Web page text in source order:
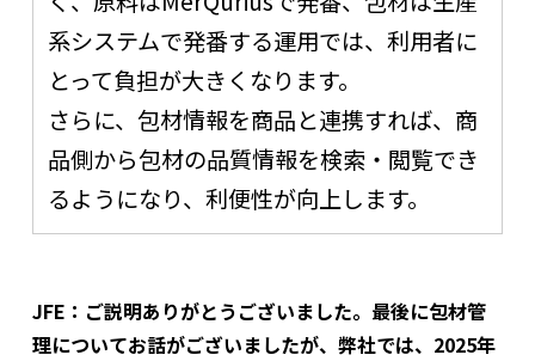
系システムで発番する運用では、利用者に
とって負担が大きくなります。
さらに、包材情報を商品と連携すれば、商
品側から包材の品質情報を検索・閲覧でき
るようになり、利便性が向上します。
JFE：ご説明ありがとうございました。最後に包材管
理についてお話がございましたが、弊社では、2025年